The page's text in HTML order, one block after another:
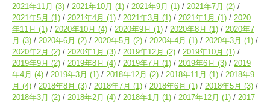
2021年11月 (3) 2021年10月 (1) 2021年9月 (1) 2021年7月 (2)
2021年5月 (1) 2021年4月 (1) 2021年3月 (1) 2021年1月 (1)
2020
年11月 (1) 2020年10月 (4) 2020年9月 (1) 2020年8月 (1)
2020年7
月 (3) 2020年6月 (2) 2020年5月 (2) 2020年4月 (1) 2020年3月 (1)
2020年2月 (2) 2020年1月 (3) 2019年12月 (2) 2019年10月 (1)
2019年9月 (2) 2019年8月 (4) 2019年7月 (1) 2019年6月 (3)
2019
年4月 (4) 2019年3月 (1) 2018年12月 (2) 2018年11月 (1)
2018年9
月 (4) 2018年8月 (3) 2018年7月 (1) 2018年6月 (1) 2018年5月 (3)
2018年3月 (2) 2018年2月 (4) 2018年1月 (1) 2017年12月 (1)
2017